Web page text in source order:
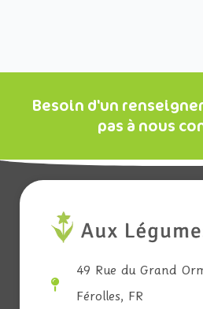
Besoin d'un
pas à nous
49 Rue du Grand
Férolles, FR